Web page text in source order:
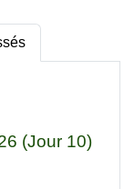
(Jour 10)